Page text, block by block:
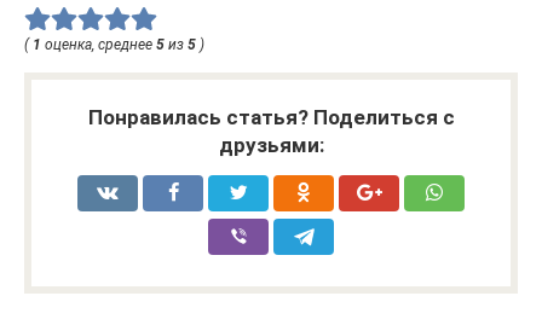
( 1 оценка, среднее 5 из 5 )
Понравилась статья? Поделиться с
друзьями: